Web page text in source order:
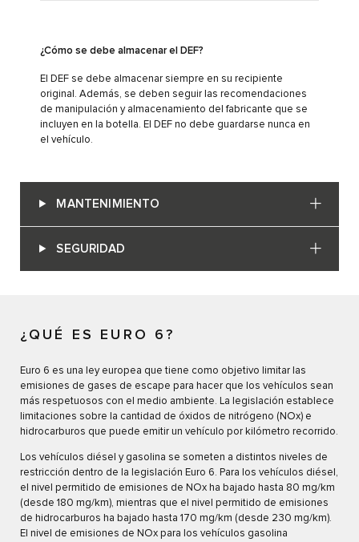
¿Cómo se debe almacenar el DEF?
El DEF se debe almacenar siempre en su recipiente
original. Además, se deben seguir las recomendaciones
de manipulación y almacenamiento del fabricante que se
incluyen en la botella. El DEF no debe guardarse nunca en
el vehículo.
MANTENIMIENTO
SEGURIDAD
¿QUÉ ES EURO 6?
Euro 6 es una ley europea que tiene como objetivo limitar las
emisiones de gases de escape para hacer que los vehículos sean
más respetuosos con el medio ambiente. La legislación establece
limitaciones sobre la cantidad de óxidos de nitrógeno (NOx) e
hidrocarburos que puede emitir un vehículo por kilómetro recorrido.
Los vehículos diésel y gasolina se someten a distintos niveles de
restricción dentro de la legislación Euro 6. Para los vehículos diésel,
el nivel permitido de emisiones de NOx ha bajado hasta 80 mg/km
(desde 180 mg/km), mientras que el nivel permitido de emisiones
de hidrocarburos ha bajado hasta 170 mg/km (desde 230 mg/km).
El nivel de emisiones de NOx para los vehículos gasolina